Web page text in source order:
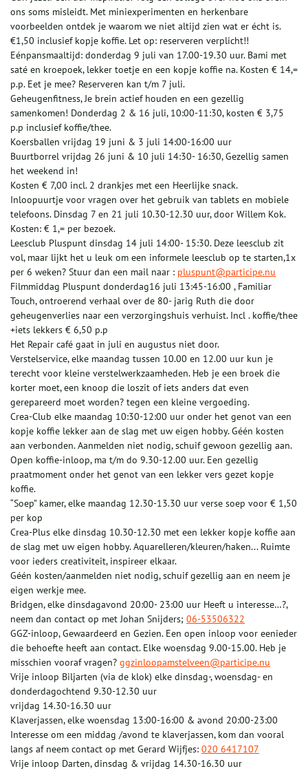
ons soms misleidt. Met miniexperimenten en herkenbare
voorbeelden ontdek je waarom we niet altijd zien wat er écht is.
€1,50 inclusief kopje koffie. Let op: reserveren verplicht!!
Eénpansmaaltijd: donderdag 9 juli van 17.00-19.30 uur. Bami met
saté en kroepoek, lekker toetje en een kopje koffie na. Kosten € 14,=
p.p. Eet je mee? Reserveren kan t/m 7 juli.
Geheugenfitness, Je brein actief houden en een gezellig
samenkomen! Donderdag 2 & 16 juli, 10:00-11:30, kosten € 3,75
p.p inclusief koffie/thee.
Koersballen vrijdag 19 juni & 3 juli 14:00-16:00 uur
Buurtborrel vrijdag 26 juni & 10 juli 14:30- 16:30, Gezellig samen
het weekend in!
Kosten € 7,00 incl. 2 drankjes met een Heerlijke snack.
Inloopuurtje voor vragen over het gebruik van tablets en mobiele
telefoons. Dinsdag 7 en 21 juli 10.30-12.30 uur, door Willem Kok.
Kosten: € 1,= per bezoek.
Leesclub Pluspunt dinsdag 14 juli 14:00- 15:30. Deze leesclub zit
vol, maar lijkt het u leuk om een informele leesclub op te starten,1x
per 6 weken? Stuur dan een mail naar : pluspunt@participe.nu
Filmmiddag Pluspunt donderdag16 juli 13:45-16:00 , Familiar
Touch, ontroerend verhaal over de 80- jarig Ruth die door
geheugenverlies naar een verzorgingshuis verhuist. Incl . koffie/thee
+iets lekkers € 6,50 p.p
Het Repair café gaat in juli en augustus niet door.
Verstelservice, elke maandag tussen 10.00 en 12.00 uur kun je
terecht voor kleine verstelwerkzaamheden. Heb je een broek die
korter moet, een knoop die loszit of iets anders dat even
gerepareerd moet worden? tegen een kleine vergoeding.
Crea-Club elke maandag 10:30-12:00 uur onder het genot van een
kopje koffie lekker aan de slag met uw eigen hobby. Géén kosten
aan verbonden. Aanmelden niet nodig, schuif gewoon gezellig aan.
Open koffie-inloop, ma t/m do 9.30-12.00 uur. Een gezellig
praatmoment onder het genot van een lekker vers gezet kopje
koffie.
“Soep” kamer, elke maandag 12.30-13.30 uur verse soep voor € 1,50
per kop
Crea-Plus elke dinsdag 10.30-12.30 met een lekker kopje koffie aan
de slag met uw eigen hobby. Aquarelleren/kleuren/haken... Ruimte
voor ieders creativiteit, inspireer elkaar.
Géén kosten/aanmelden niet nodig, schuif gezellig aan en neem je
eigen werkje mee.
Bridgen, elke dinsdagavond 20:00- 23:00 uur Heeft u interesse…?,
neem dan contact op met Johan Snijders; 06-53506322
GGZ-inloop, Gewaardeerd en Gezien. Een open inloop voor eenieder
die behoefte heeft aan contact. Elke woensdag 9.00-15.00. Heb je
misschien vooraf vragen? ggzinloopamstelveen@participe.nu
Vrije inloop Biljarten (via de klok) elke dinsdag-, woensdag- en
donderdagochtend 9.30-12.30 uur
vrijdag 14.30-16.30 uur
Klaverjassen, elke woensdag 13:00-16:00 & avond 20:00-23:00
Interesse om een middag /avond te klaverjassen, kom dan vooral
langs af neem contact op met Gerard Wijfjes: 020 6417107
Vrije inloop Darten, dinsdag & vrijdag 14.30-16.30 uur